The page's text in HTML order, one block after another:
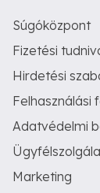
Súgóközpont
Fizetési
Hirdetési
Felhasználási
Adatvédelmi
Marketing